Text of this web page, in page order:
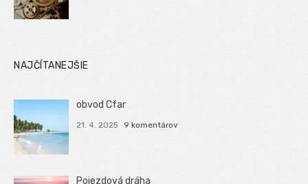
NAJČÍTANEJŠIE
obvod Cfar
21. 4. 2025 9 komentárov
Pojezdová dráha